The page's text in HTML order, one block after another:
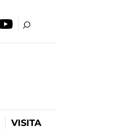
VISITA